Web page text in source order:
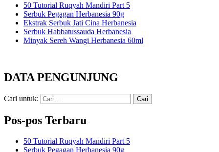
50 Tutorial Ruqyah Mandiri Part 5
Serbuk Pegagan Herbanesia 90g
Ekstrak Serbuk Jati Cina Herbanesia
Serbuk Habbatussauda Herbanesia
Minyak Sereh Wangi Herbanesia 60ml
DATA PENGUNJUNG
Cari untuk:
Pos-pos Terbaru
50 Tutorial Ruqyah Mandiri Part 5
Serbuk Pegagan Herbanesia 90g